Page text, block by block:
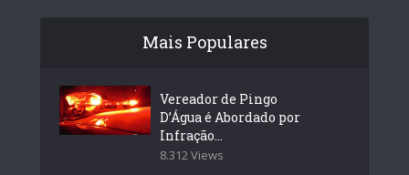
Mais Populares
Vereador de Pingo
D’Água é Abordado por
Infração...
8.312 Views